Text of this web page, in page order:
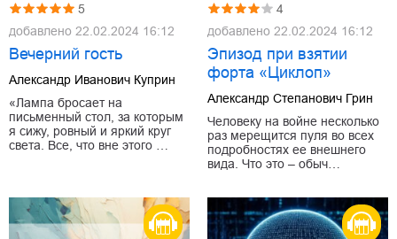
5
добавлено 22.02.2024 16:12
Вечерний гость
Александр Иванович Куприн
«Лампа бросает на
письменный стол, за которым
я сижу, ровный и яркий круг
света. Все, что вне этого …
4
добавлено 22.02.2024 16:12
Эпизод при взятии
форта «Циклоп»
Александр Степанович Грин
Человеку на войне несколько
раз мерещится пуля во всех
подробностях ее внешнего
вида. Что это – обыч…